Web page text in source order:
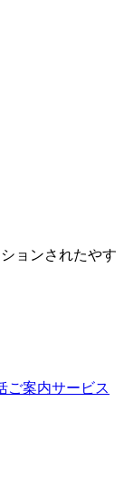
ョンされたやす